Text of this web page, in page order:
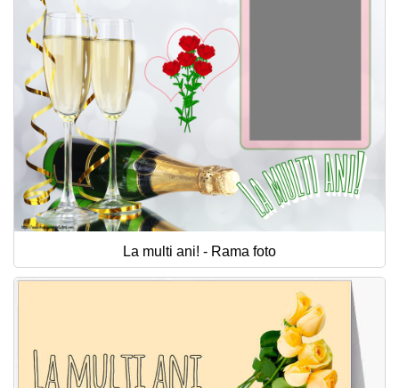
La multi ani! - Rama foto